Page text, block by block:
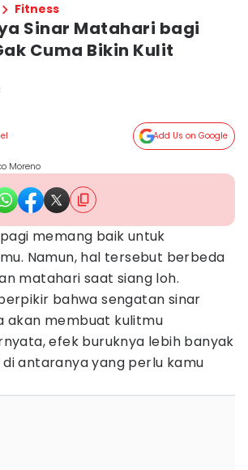
Fitness
Sinar Matahari bagi
Cuma Bikin Kulit
Add Us on Google
Moreno
memang baik untuk
Namun, hal tersebut berbeda
matahari saat siang loh.
bahwa sengatan sinar
akan membuat kulitmu
efek buruknya lebih banyak
antaranya yang perlu kamu